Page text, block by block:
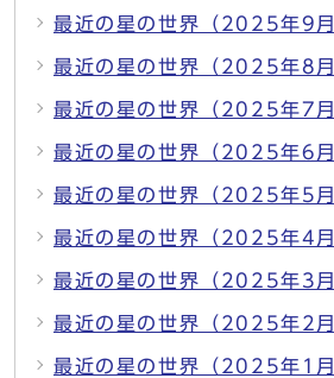
最近の星の世界（2025年9月
最近の星の世界（2025年8月
最近の星の世界（2025年7月
最近の星の世界（2025年6月
最近の星の世界（2025年5月
最近の星の世界（2025年4月
最近の星の世界（2025年3月
最近の星の世界（2025年2月
最近の星の世界（2025年1月